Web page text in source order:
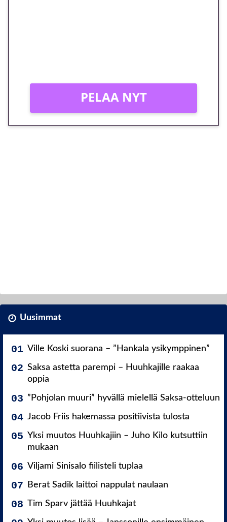
PELAA NYT
Uusimmat
Ville Koski suorana – ”Hankala ysikymppinen”
Saksa astetta parempi – Huuhkajille raakaa
oppia
”Pohjolan muuri” hyvällä mielellä Saksa-otteluun
Jacob Friis hakemassa positiivista tulosta
Yksi muutos Huuhkajiin – Juho Kilo kutsuttiin
mukaan
Viljami Sinisalo fiilisteli tuplaa
Berat Sadik laittoi nappulat naulaan
Tim Sparv jättää Huuhkajat